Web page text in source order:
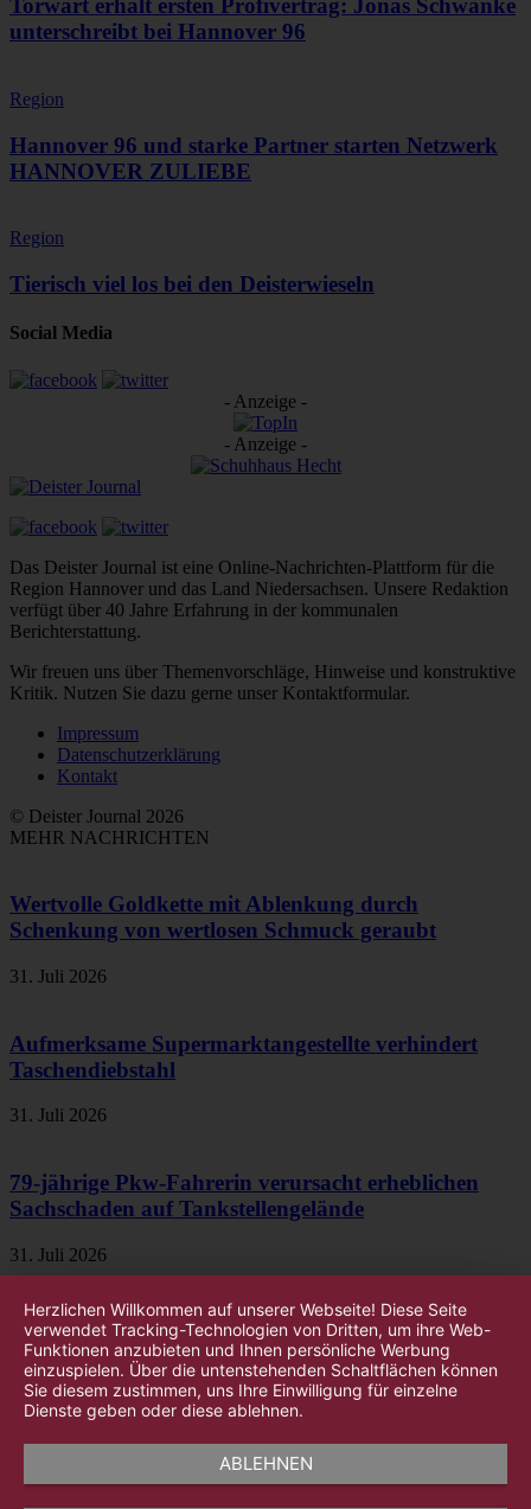
Torwart erhält ersten Profivertrag: Jonas Schwanke
unterschreibt bei Hannover 96
Region
Hannover 96 und starke Partner starten Netzwerk
HANNOVER ZULIEBE
Region
Tierisch viel los bei den Deisterwieseln
Social Media
- Anzeige -
- Anzeige -
Das Deister Journal ist eine Online-Nachrichten-Plattform für die
Region Hannover und das Land Niedersachsen. Unsere Redaktion
verfügt über 40 Jahre Erfahrung in der kommunalen
Berichterstattung.
Wir freuen uns über Themenvorschläge, Hinweise und konstruktive
Kritik. Nutzen Sie dazu gerne unser Kontaktformular.
Impressum
Datenschutzerklärung
Kontakt
© Deister Journal 2026
MEHR NACHRICHTEN
Wertvolle Goldkette mit Ablenkung durch
Schenkung von wertlosen Schmuck geraubt
31. Juli 2026
Aufmerksame Supermarktangestellte verhindert
Taschendiebstahl
31. Juli 2026
79-jährige Pkw-Fahrerin verursacht erheblichen
Sachschaden auf Tankstellengelände
31. Juli 2026
Herzlichen Willkommen auf unserer Webseite! Diese Seite
verwendet Tracking-Technologien von Dritten, um ihre Web-
Funktionen anzubieten und Ihnen persönliche Werbung
einzuspielen. Über die untenstehenden Schaltflächen können
Sie diesem zustimmen, uns Ihre Einwilligung für einzelne
Dienste geben oder diese ablehnen.
ABLEHNEN